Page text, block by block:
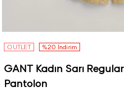
OUTLET %20 İndirim
GANT Kadın Sarı
Pantolon